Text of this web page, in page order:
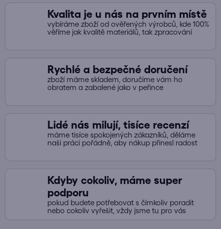
ý
p
i
u
Kvalita je u nás na prvním místě
vybíráme zboží od ověřených výrobců, kde 100%
věříme jak kvalitě materiálů, tak zpracování
Rychlé a bezpečné doručení
zboží máme skladem, doručíme vám ho
obratem a zabalené jako v peřince
Lidé nás milují, tisíce recenzí
máme tisíce spokojených zákazníků, děláme
naši práci pořádně, aby nákup přinesl radost
Kdyby cokoliv, máme super
podporu
pokud budete potřebovat s čímkoliv poradit
nebo cokoliv vyřešit, vždy jsme tu pro vás